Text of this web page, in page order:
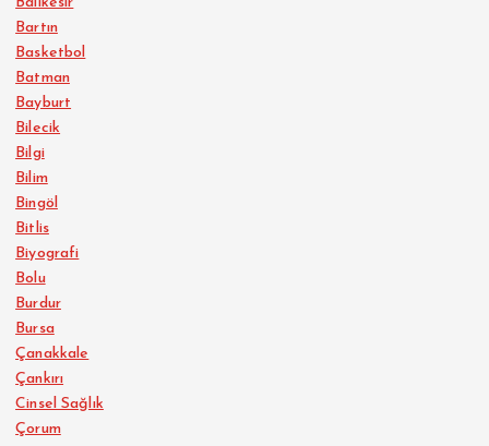
Bartın
Basketbol
Batman
Bayburt
Bilecik
Bilgi
Bilim
Bingöl
Bitlis
Biyografi
Bolu
Burdur
Bursa
Çanakkale
Çankırı
Cinsel Sağlık
Çorum